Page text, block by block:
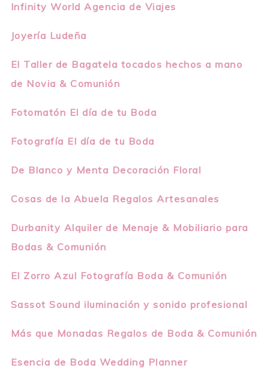
Infinity World Agencia de Viajes
Joyería Ludeña
El Taller de Bagatela tocados hechos a mano
de Novia & Comunión
Fotomatón El día de tu Boda
Fotografía El día de tu Boda
De Blanco y Menta Decoración Floral
Cosas de la Abuela Regalos Artesanales
Durbanity Alquiler de Menaje & Mobiliario para
Bodas & Comunión
El Zorro Azul Fotografía Boda & Comunión
Sassot Sound iluminación y sonido profesional
Más que Monadas Regalos de Boda & Comunión
Esencia de Boda Wedding Planner